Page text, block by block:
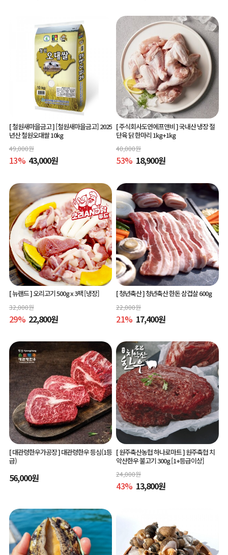
[ 철원새마을금고 ][철원새마을금고] 2025
년산 철원오대쌀 10kg
49,000원
13% 43,000원
[ 주식회사도연에프앤비 ]국내산 냉장 절
단육 닭 한마리 1kg+1kg
40,000원
53% 18,900원
[ 뉴랜드 ]오리고기 500g x 3팩 [냉장]
32,000원
29% 22,800원
[ 청년축산 ]청년축산 한돈 삼겹살 600g
22,000원
21% 17,400원
[ 대관령한우가공장 ]대관령한우 등심(1등
급)
56,000원
[ 원주축산농협 하나로마트 ]원주축협 치
악산한우 불고기 300g [1+등급이상]
24,000원
43% 13,800원